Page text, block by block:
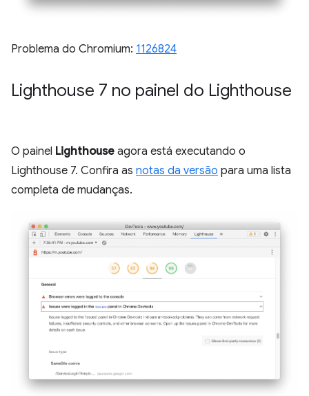
Problema do Chromium: 1126824
Lighthouse 7 no painel do Lighthouse
O painel Lighthouse agora está executando o
Lighthouse 7. Confira as notas da versão para uma lista
completa de mudanças.